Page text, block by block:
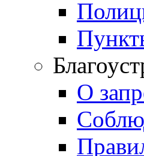
О